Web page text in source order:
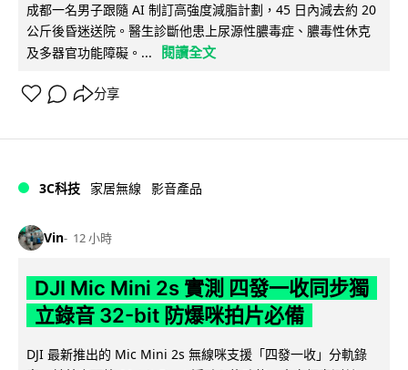
成都一名男子跟隨 AI 制訂高強度減脂計劃，45 日內減去約 20
公斤後昏迷送院。醫生診斷他患上尿源性膿毒症、膿毒性休克
及多器官功能障礙。...
閱讀全文
分享
3C科技 家居無線 影音產品
Vin 12 小時
DJI Mic Mini 2s 實測 四發一收同步獨
立錄音 32-bit 防爆咪拍片必備
DJI 最新推出的 Mic Mini 2s 無線咪支援「四發一收」分軌錄